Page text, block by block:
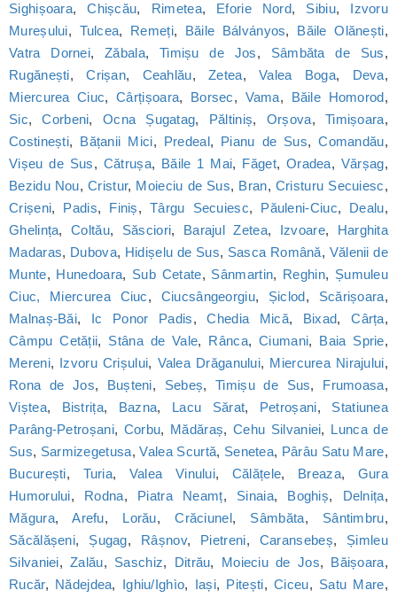
Sighișoara,Chișcău, Rimetea, Eforie Nord, Sibiu, Izvoru
Mureșului, Tulcea, Remeți, Băile Bálványos, Băile Olănești,
Vatra Dornei,Zăbala, Timișu de Jos, Sâmbăta de Sus,
Rugănești,Crișan, Ceahlău,Zetea,Valea Boga, Deva,
Miercurea Ciuc,Cârțișoara, Borsec, Vama, Băile Homorod,
Sic,Corbeni, Ocna Șugatag, Păltiniș, Orșova, Timișoara,
Costinești, Bățanii Mici, Predeal, Pianu de Sus,Comandău,
Vișeu de Sus, Cătrușa, Băile 1 Mai, Făget, Oradea, Vărșag,
Bezidu Nou,Cristur, Moieciu de Sus, Bran, Cristuru Secuiesc,
Crișeni, Padis, Finiș,Târgu Secuiesc, Păuleni-Ciuc, Dealu,
Ghelința,Coltău, Săsciori, Barajul Zetea, Izvoare, Harghita
Madaras, Dubova, Hidișelu de Sus, Sasca Română, Vălenii de
Munte, Hunedoara, Sub Cetate, Sânmartin, Reghin, Șumuleu
Ciuc, Miercurea Ciuc, Ciucsângeorgiu, Șiclod, Scărișoara,
Malnaș-Băi, Ic Ponor Padis,Chedia Mică, Bixad,Cârța,
Câmpu Cetății, Stâna de Vale, Rânca,Ciumani, Baia Sprie,
Mereni, Izvoru Crișului, Valea Drăganului, Miercurea Nirajului,
Rona de Jos, Bușteni, Sebeș, Timișu de Sus, Frumoasa,
Viștea, Bistrița, Bazna, Lacu Sărat, Petroșani, Statiunea
Parâng-Petroșani, Corbu, Mădăraș, Cehu Silvaniei, Lunca de
Sus, Sarmizegetusa,Valea Scurtă, Senetea, Pârâu Satu Mare,
București, Turia, Valea Vinului, Călățele, Breaza, Gura
Humorului, Rodna, Piatra Neamț, Sinaia, Boghiș, Delnița,
Măgura,Arefu, Lorău,Crăciunel, Sâmbăta, Sântimbru,
Săcălășeni, Șugag, Râșnov, Pietreni, Caransebeș, Șimleu
Silvaniei,Zalău, Saschiz, Ditrău, Moieciu de Jos, Băișoara,
Rucăr, Nădejdea, Ighiu/Ighìo, Iași, Pitești,Ciceu, Satu Mare,